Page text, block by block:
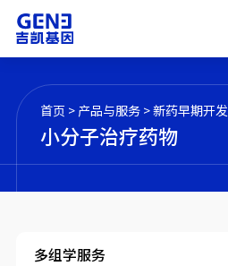
首页 > 产品与服务 >新药早期开发
小分子治疗药物
多组学服务